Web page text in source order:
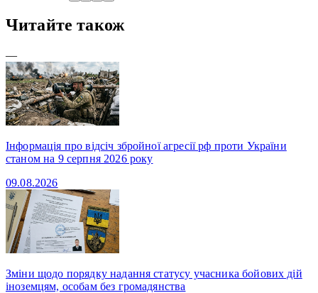
Читайте також
—
Інформація про відсіч збройної агресії рф проти України
станом на 9 серпня 2026 року
09.08.2026
Зміни щодо порядку надання статусу учасника бойових дій
іноземцям, особам без громадянства